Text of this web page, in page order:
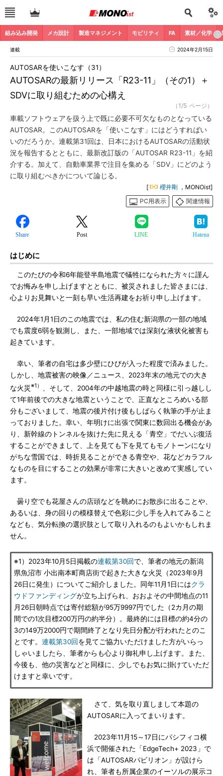
組み込み開発 メカ設計 製造マネジメント モビリティ FA 素材／化学
連載 2024年2月15日
AUTOSARの最新リリース「R23-11」（その1）＋
SDVに取り組むための心構え
AUTOSARを使いこなす（31）
（1/5 ページ）
車載ソフトウェアを扱う上で既に必要不可欠なものとなっている
AUTOSAR。このAUTOSARを「使いこなす」にはどうすればい
いのだろうか。連載第31回は、日本におけるAUTOSARの活動状
況を報告するとともに、最新改訂版の「AUTOSAR R23-11」を紹
介する。加えて、自動車業界で注目を集める「SDV」にどのよう
に取り組むべきかについて論じる。
[ 櫻井剛 ，MONOist]
PC用表示
関連情報
Share Post LINE Hatena
はじめに
このたびの令和6年能登半島地震で犠牲になられた方々に謹ん
でお悔みを申し上げますとともに、被災されました皆さまには、
心よりお見舞いと一刻も早い生活再建をお祈り申し上げます。
2024年1月1日のこの地震では、私の住む新潟県の一部の地域
でも震度6弱を観測し、また、一部地域では深刻な液状化被害も
起きています。
幸い、筆者の自宅は多少壁にひびが入った程度で済みました。
しかし、地震被害の映像／ニュース、2023年末の地元での大き
な火災※1）
、そして、2004年の中越地震の時と同様に引っ越しし
て1年前後での大きな地震ということで、正直なところめいる部
分もございまして、地震の後片付け後もしばらく執筆の手が止ま
っておりました。幸い、年明けに出張で関東に数回出る機会があ
り、新幹線のトンネルを抜けた先に見える「青空」でだいぶ復活
することができまして、上を見ても下を見てもモノトーンになり
がちな雪国では、時折見ることができる青空や、花などカラフル
なものを目にすることの効果が非常に大きいと改めて実感してい
ます。
曇り空でも花屋さんの店頭などを眺めにお散歩に出ることや、
あるいは、身の回りの模様替えで色彩に少し手を入れてみること
なども、気分転換の選択肢として取り入れるのもよいかもしれま
せん。
※1）2023年10月5日掲載の連載第30回で、筆者の地元の新潟
県魚沼市 小出南本町商店街で起きた大きな火災（2023年9月
26日に発生）についてご紹介しました。同年11月1日にはクラ
ウドファンディングが立ち上げられ、おおよその中間地点の11
月26日朝時点では寄付総額が95万9997円でした（2カ月の期
間での1次目標200万円の約半分）。最終的には目標の約4分の
3の149万2000円で期間終了となり先日分配が行われたとのこ
とです。 連載第30回を見てご協力いただけました方がいらっ
しゃいましたら、筆者からも心より御礼申し上げます。また、
今後も、他の災害などと同様に、少しでもお気に掛けていただ
けますと幸いです。
さて、気を取り直しまして本題の
AUTOSARに入ってまいります。
2023年11月15～17日にパシフィコ横
浜で開催された「EdgeTech+ 2023」で
は「AUTOSARパビリオン」が設けら
れ、筆者も所属企業のイーソルの展示コ